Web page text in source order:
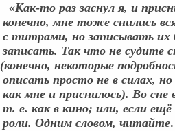
«Как-то раз заснул я, и
конечно, мне тоже снились
с титрами, но записывать
записать. Так что не судите
(конечно, некоторые
описать просто не в силах,
как мне и приснилось). Во сне
т. е. как в кино; или, если
роли. Одним словом,